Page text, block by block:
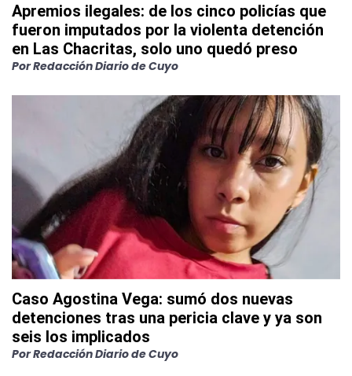
Apremios ilegales: de los cinco policías que
fueron imputados por la violenta detención
en Las Chacritas, solo uno quedó preso
PorRedacción Diario de Cuyo
Caso Agostina Vega: sumó dos nuevas
detenciones tras una pericia clave y ya son
seis los implicados
PorRedacción Diario de Cuyo